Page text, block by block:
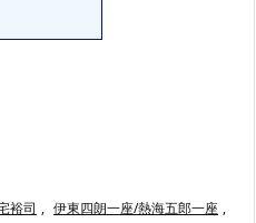
裕司 , 伊東四朗一座/熱海五郎一座 ,